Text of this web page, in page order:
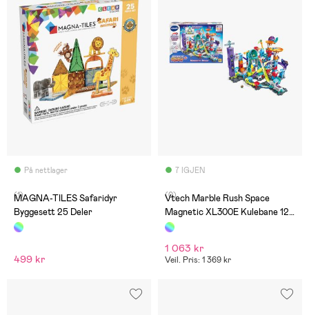
På nettlager
(1)
MAGNA-TILES Safaridyr
Byggesett 25 Deler
499 kr
7 IGJEN
(0)
Vtech Marble Rush Space
Magnetic XL300E Kulebane 120
Deler
1 063 kr
Veil. Pris: 1 369 kr